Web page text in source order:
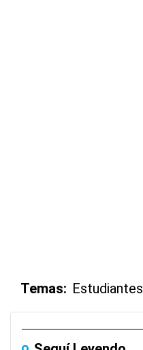
Temas: Estudiantes